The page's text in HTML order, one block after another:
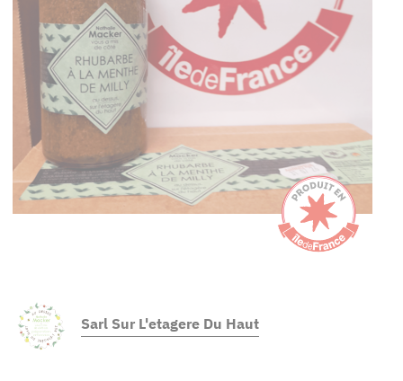
Sarl Sur L'etagere Du Haut